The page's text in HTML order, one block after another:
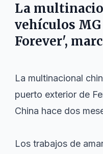
La
vehículos
Forever',
La multinacional
puerto exterior de
China hace dos
Los trabajos de